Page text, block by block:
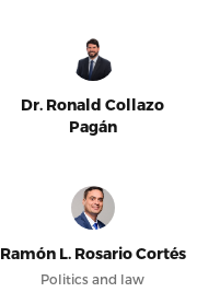
Dr. Ronald Collazo
Pagán
Ramón L. Rosario Cortés
Politics and law